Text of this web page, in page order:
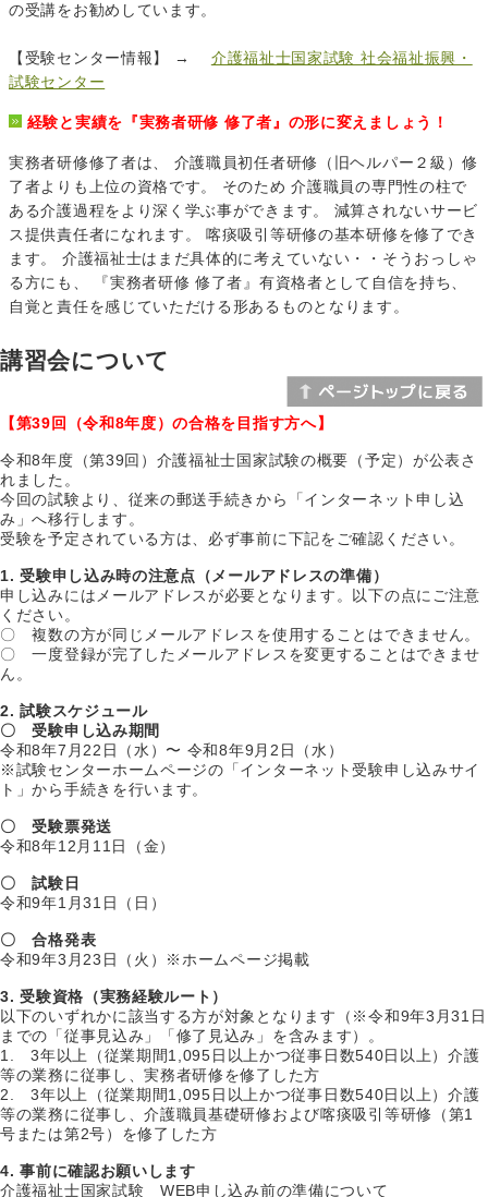
の受講をお勧めしています。
【受験センター情報】 → 介護福祉士国家試験 社会福祉振興・
試験センター
経験と実績を『実務者研修 修了者』の形に変えましょう！
実務者研修修了者は、 介護職員初任者研修（旧ヘルパー２級）修
了者よりも上位の資格です。 そのため 介護職員の専門性の柱で
ある介護過程をより深く学ぶ事ができます。 減算されないサービ
ス提供責任者になれます。 喀痰吸引等研修の基本研修を修了でき
ます。 介護福祉士はまだ具体的に考えていない・・そうおっしゃ
る方にも、 『実務者研修 修了者』有資格者として自信を持ち、
自覚と責任を感じていただける形あるものとなります。
講習会について
【第39回（令和8年度）の合格を目指す方へ】
令和8年度（第39回）介護福祉士国家試験の概要（予定）が公表さ
れました。
今回の試験より、従来の郵送手続きから「インターネット申し込
み」へ移行します。
受験を予定されている方は、必ず事前に下記をご確認ください。
1. 受験申し込み時の注意点（メールアドレスの準備）
申し込みにはメールアドレスが必要となります。以下の点にご注意
ください。
〇 複数の方が同じメールアドレスを使用することはできません。
〇 一度登録が完了したメールアドレスを変更することはできませ
ん。
2. 試験スケジュール
〇 受験申し込み期間
令和8年7月22日（水）〜 令和8年9月2日（水）
※試験センターホームページの「インターネット受験申し込みサイ
ト」から手続きを行います。
〇 受験票発送
令和8年12月11日（金）
〇 試験日
令和9年1月31日（日）
〇 合格発表
令和9年3月23日（火）※ホームページ掲載
3. 受験資格（実務経験ルート）
以下のいずれかに該当する方が対象となります（※令和9年3月31日
までの「従事見込み」「修了見込み」を含みます）。
1. 3年以上（従業期間1,095日以上かつ従事日数540日以上）介護
等の業務に従事し、実務者研修を修了した方
2. 3年以上（従業期間1,095日以上かつ従事日数540日以上）介護
等の業務に従事し、介護職員基礎研修および喀痰吸引等研修（第1
号または第2号）を修了した方
4. 事前に確認お願いします
介護福祉士国家試験 WEB申し込み前の準備について